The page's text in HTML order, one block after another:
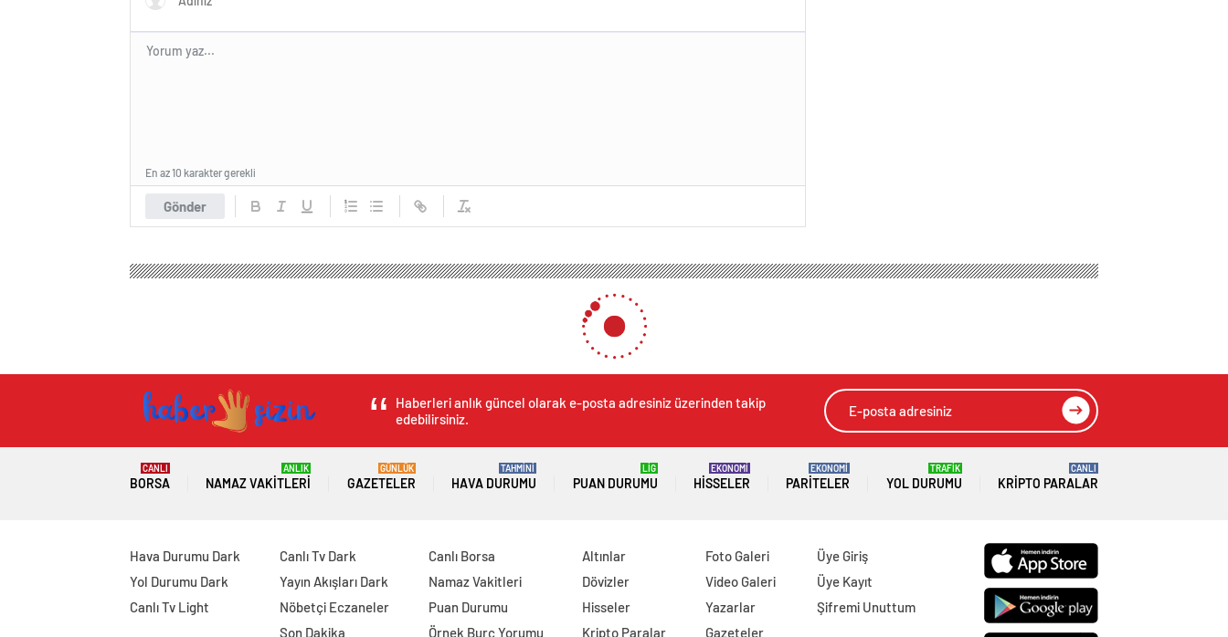
Gönder
En az 10 karakter gerekli
Haberleri anlık güncel olarak e-posta adresiniz üzerinden takip
edebilirsiniz.
BORSA
CANLI
NAMAZ VAKITLERI
ANLIK
GAZETELER
GÜNLÜK
HAVA DURUMU
TAHMİNİ
PUAN DURUMU
LİG
HISSELER
EKONOMİ
PARITELER
EKONOMİ
YOL DURUMU
TRAFİK
KRIPTO PARALAR
CANLI
Hava Durumu Dark
Yol Durumu Dark
Canlı Tv Light
Canlı Tv Dark
Yayın Akışları Dark
Nöbetçi Eczaneler
Son Dakika
Canlı Borsa
Namaz Vakitleri
Puan Durumu
Örnek Burç Yorumu
Altınlar
Dövizler
Hisseler
Kripto Paralar
Foto Galeri
Video Galeri
Yazarlar
Gazeteler
Üye Giriş
Üye Kayıt
Şifremi Unuttum